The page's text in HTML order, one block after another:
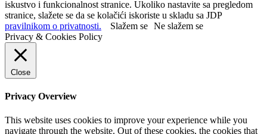
iskustvo i funkcionalnost stranice. Ukoliko nastavite sa pregledom
stranice, slažete se da se kolačići iskoriste u skladu sa JDP
pravilnikom o privatnosti.
Slažem se Ne slažem se
Privacy & Cookies Policy
Close
Privacy Overview
This website uses cookies to improve your experience while you
navigate through the website. Out of these cookies, the cookies that